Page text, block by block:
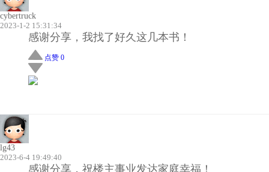
cybertruck
2023-1-2 15:31:34
感谢分享，我找了好久这几本书！
点赞 0
lg43
2023-6-4 19:49:40
感谢分享，祝楼主事业发达家庭幸福！